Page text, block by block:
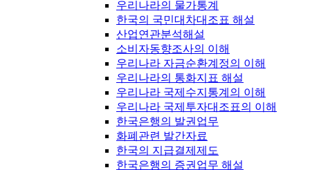
우리나라의 물가통계
한국의 국민대차대조표 해설
산업연관분석해설
소비자동향조사의 이해
우리나라 자금순환계정의 이해
우리나라의 통화지표 해설
우리나라 국제수지통계의 이해
우리나라 국제투자대조표의 이해
한국은행의 발권업무
화폐관련 발간자료
한국의 지급결제제도
한국은행의 증권업무 해설